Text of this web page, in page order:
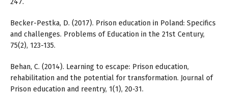
247.
Becker-Pestka, D. (2017). Prison education in Poland: Specifics
and challenges. Problems of Education in the 21st Century,
75(2), 123-135.
Behan, C. (2014). Learning to escape: Prison education,
rehabilitation and the potential for transformation. Journal of
Prison education and reentry, 1(1), 20-31.